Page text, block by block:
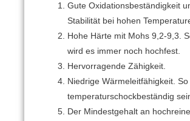
Gute Oxidationsbeständigkeit
Stabilität bei hohen
Hohe Härte mit Mohs 9,2-9,3.
wird es immer noch hochfest.
Hervorragende Zähigkeit.
Niedrige Wärmeleitfähigkeit.
temperaturschockbeständig
Der Mindestgehalt an